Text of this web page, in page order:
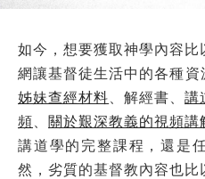
如今，想要獲取神學內容
網讓基督徒生活中的各種
姊妹查經材料 、解經書、講
頻 、關於艱深教義的視頻講
講道學的完整課程，還是
然，劣質的基督教內容也